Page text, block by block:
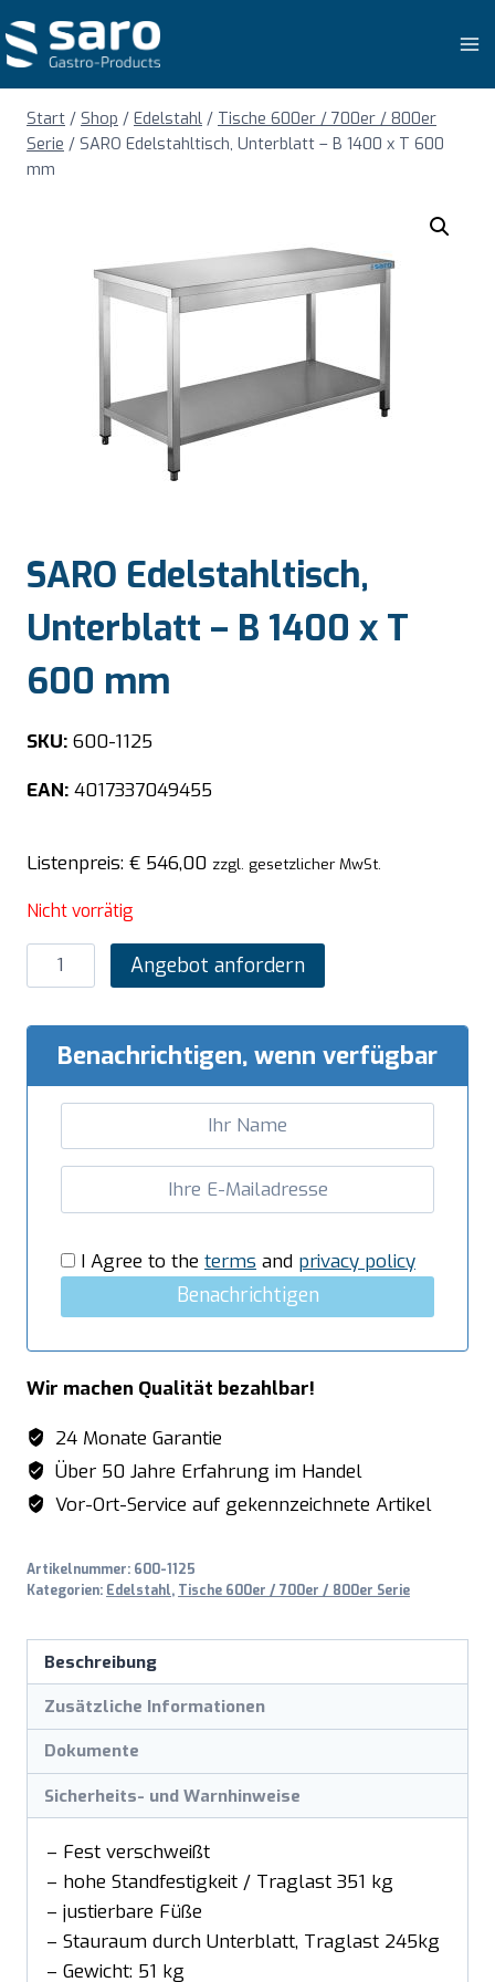
Inhalt
springen
Start / Shop / Edelstahl / Tische 600er / 700er / 800er
Serie / SARO Edelstahltisch, Unterblatt – B 1400 x T 600
mm
SARO Edelstahltisch,
Unterblatt – B 1400 x T
600 mm
SKU: 600-1125
EAN: 4017337049455
Listenpreis: € 546,00 zzgl. gesetzlicher MwSt.
Nicht vorrätig
SARO
Edelstahltisch,
1400
Menge
Angebot anfordern
Benachrichtigen, wenn verfügbar
I Agree to the terms and privacy policy
Benachrichtigen
Wir machen Qualität bezahlbar!
24 Monate Garantie
Über 50 Jahre Erfahrung im Handel
Vor-Ort-Service auf gekennzeichnete Artikel
Artikelnummer: 600-1125
Kategorien: Edelstahl, Tische 600er / 700er / 800er Serie
Beschreibung
Zusätzliche Informationen
Dokumente
Sicherheits- und Warnhinweise
– Fest verschweißt
– hohe Standfestigkeit / Traglast 351 kg
– justierbare Füße
– Stauraum durch Unterblatt, Traglast 245kg
– Gewicht: 51 kg